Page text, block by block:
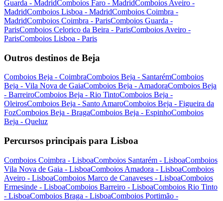
Guarda - MadridComboios Faro - MadridComboios Aveiro -
MadridComboios Lisboa - MadridComboios Coimbra -
MadridComboios Coimbra - ParisComboios Guarda -
ParisComboios Celorico da Beira - ParisComboios Aveiro -
ParisComboios Lisboa - Paris
Outros destinos de Beja
Comboios Beja - CoimbraComboios Beja - SantarémComboios
Beja - Vila Nova de GaiaComboios Beja - AmadoraComboios Beja
- BarreiroComboios Beja - Rio TintoComboios Beja -
OleirosComboios Beja - Santo AmaroComboios Beja - Figueira da
FozComboios Beja - BragaComboios Beja - EspinhoComboios
Beja - Queluz
Percursos principais para Lisboa
Comboios Coimbra - LisboaComboios Santarém - LisboaComboios
Vila Nova de Gaia - LisboaComboios Amadora - LisboaComboios
Aveiro - LisboaComboios Marco de Canaveses - LisboaComboios
Ermesinde - LisboaComboios Barreiro - LisboaComboios Rio Tinto
- LisboaComboios Braga - LisboaComboios Portimão -